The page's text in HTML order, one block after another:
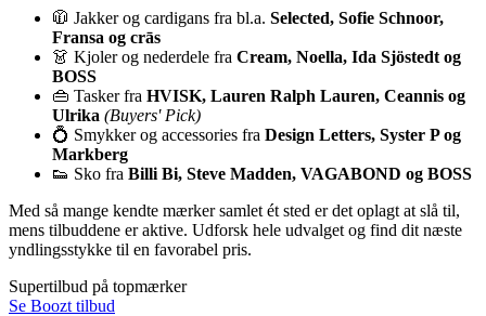
🧥 Jakker og cardigans fra bl.a. Selected, Sofie Schnoor,
Fransa og crās
👗 Kjoler og nederdele fra Cream, Noella, Ida Sjöstedt og
BOSS
👜 Tasker fra HVISK, Lauren Ralph Lauren, Ceannis og
Ulrika (Buyers' Pick)
💍 Smykker og accessories fra Design Letters, Syster P og
Markberg
👟 Sko fra Billi Bi, Steve Madden, VAGABOND og BOSS
Med så mange kendte mærker samlet ét sted er det oplagt at slå til,
mens tilbuddene er aktive. Udforsk hele udvalget og find dit næste
yndlingsstykke til en favorabel pris.
Supertilbud på topmærker
Se Boozt tilbud